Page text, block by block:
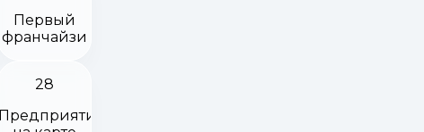
Первый
франчайзи
28
Предприятий